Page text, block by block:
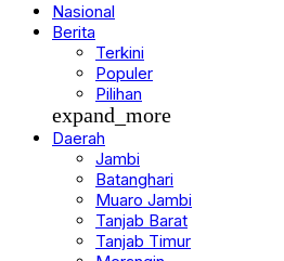
Nasional
Berita
Terkini
Populer
Pilihan
expand_more
Daerah
Jambi
Batanghari
Muaro Jambi
Tanjab Barat
Tanjab Timur